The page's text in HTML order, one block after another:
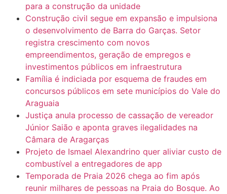
para a construção da unidade
Construção civil segue em expansão e impulsiona
o desenvolvimento de Barra do Garças. Setor
registra crescimento com novos
empreendimentos, geração de empregos e
investimentos públicos em infraestrutura
Família é indiciada por esquema de fraudes em
concursos públicos em sete municípios do Vale do
Araguaia
Justiça anula processo de cassação de vereador
Júnior Saião e aponta graves ilegalidades na
Câmara de Aragarças
Projeto de Ismael Alexandrino quer aliviar custo de
combustível a entregadores de app
Temporada de Praia 2026 chega ao fim após
reunir milhares de pessoas na Praia do Bosque. Ao